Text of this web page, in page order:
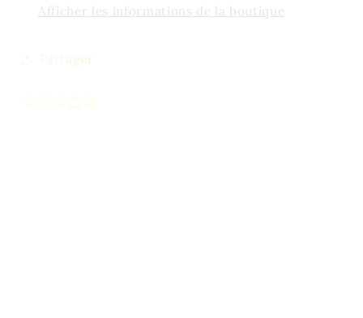
Afficher les informations de la boutique
Partager